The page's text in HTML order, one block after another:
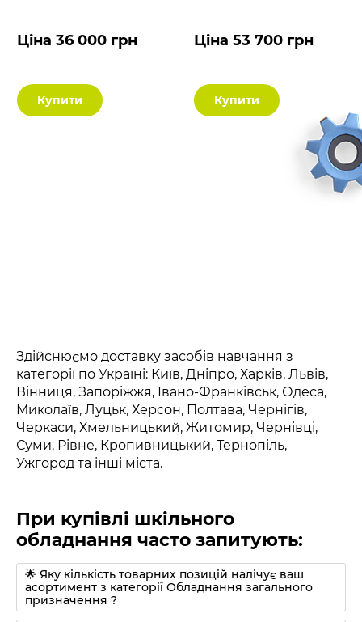
Ціна 36 000 грн
Купити
Ціна 53 700 грн
Купити
Здійснюємо доставку засобів навчання з
категорії по Україні: Київ, Дніпро, Харків, Львів,
Вінниця, Запоріжжя, Івано-Франківськ, Одеса,
Миколаїв, Луцьк, Херсон, Полтава, Чернігів,
Черкаси, Хмельницький, Житомир, Чернівці,
Суми, Рівне, Кропивницький, Тернопіль,
Ужгород та інші міста.
При купівлі шкільного
обладнання часто запитують:
🌟 Яку кількість товарних позицій налічує ваш
асортимент з категорії Обладнання загального
призначення ?